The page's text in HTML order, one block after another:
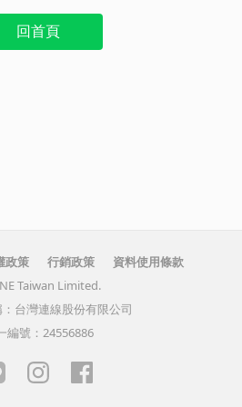
回首頁
政策 行銷政策
資料使用條款
Taiwan Limited.
台灣連線股份有限公司
編號：24556886